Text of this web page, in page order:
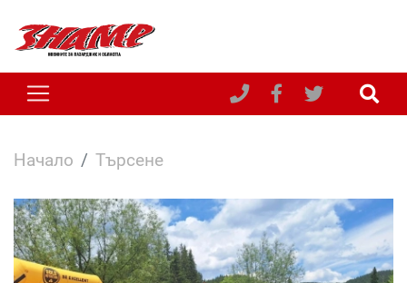
Начало Търсене